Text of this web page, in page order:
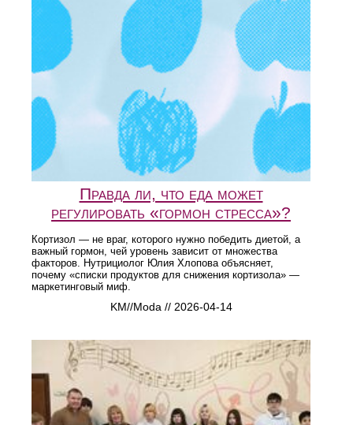
Правда ли, что еда может
регулировать «гормон стресса»?
Кортизол — не враг, которого нужно победить диетой, а
важный гормон, чей уровень зависит от множества
факторов. Нутрициолог Юлия Хлопова объясняет,
почему «списки продуктов для снижения кортизола» —
маркетинговый миф.
KM//Moda // 2026-04-14